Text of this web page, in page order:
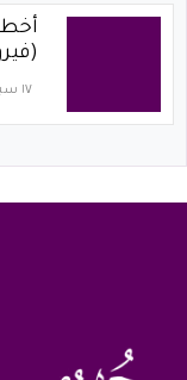
١٧ سبتمبر ٢٠٢٠